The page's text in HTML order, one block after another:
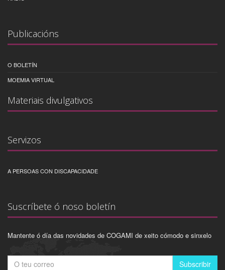
Publicacións
O BOLETÍN
MOEMIA VIRTUAL
Materiais divulgativos
Servizos
A PERSOAS CON DISCAPACIDADE
Suscríbete ó noso boletín
Mantente ó día das novidades de COGAMI de xeito cómodo e sinxelo
Subscribir